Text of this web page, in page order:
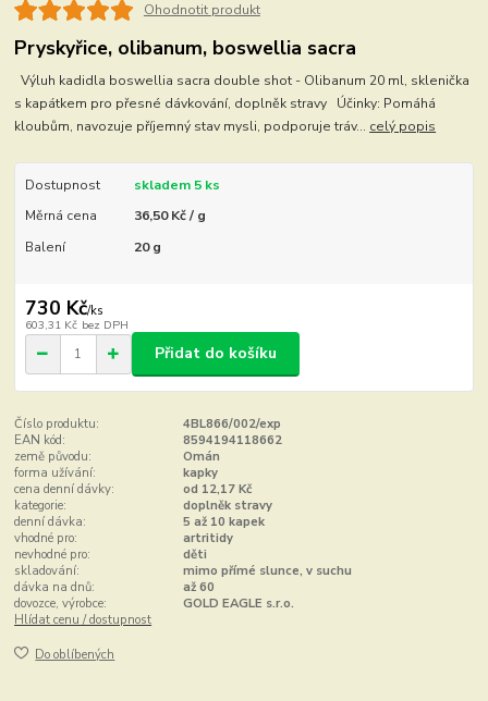
Ohodnotit produkt
Pryskyřice, olibanum, boswellia sacra
Výluh kadidla boswellia sacra double shot - Olibanum 20 ml, sklenička
s kapátkem pro přesné dávkování, doplněk stravy Účinky: Pomáhá
kloubům, navozuje příjemný stav mysli, podporuje tráv... celý popis
Dostupnost
skladem 5 ks
Měrná cena
36,50 Kč / g
Balení
20 g
730 Kč/ks
603,31 Kč bez DPH
Přidat do košíku
Číslo produktu:
4BL866/002/exp
EAN kód:
8594194118662
země původu:
Omán
forma užívání:
kapky
cena denní dávky:
od 12,17 Kč
kategorie:
doplněk stravy
denní dávka:
5 až 10 kapek
vhodné pro:
artritidy
nevhodné pro:
děti
skladování:
mimo přímé slunce, v suchu
dávka na dnů:
až 60
dovozce, výrobce:
GOLD EAGLE s.r.o.
Hlídat cenu / dostupnost
Do oblíbených